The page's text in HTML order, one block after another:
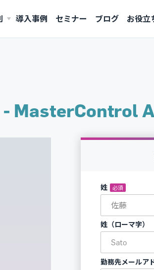
導入事例 セミナー ブログ お役立
MasterControl
姓
姓（ローマ字）
勤務先メールア